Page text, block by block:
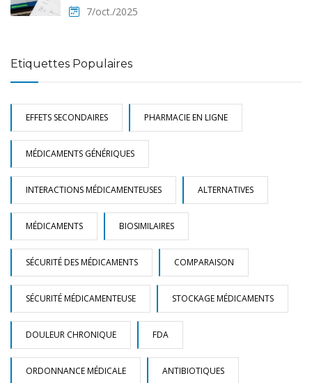
sécurité
7/oct./2025
Etiquettes Populaires
EFFETS SECONDAIRES PHARMACIE EN LIGNE
MÉDICAMENTS GÉNÉRIQUES
INTERACTIONS MÉDICAMENTEUSES ALTERNATIVES
MÉDICAMENTS BIOSIMILAIRES
SÉCURITÉ DES MÉDICAMENTS COMPARAISON
SÉCURITÉ MÉDICAMENTEUSE STOCKAGE MÉDICAMENTS
DOULEUR CHRONIQUE FDA
ORDONNANCE MÉDICALE ANTIBIOTIQUES